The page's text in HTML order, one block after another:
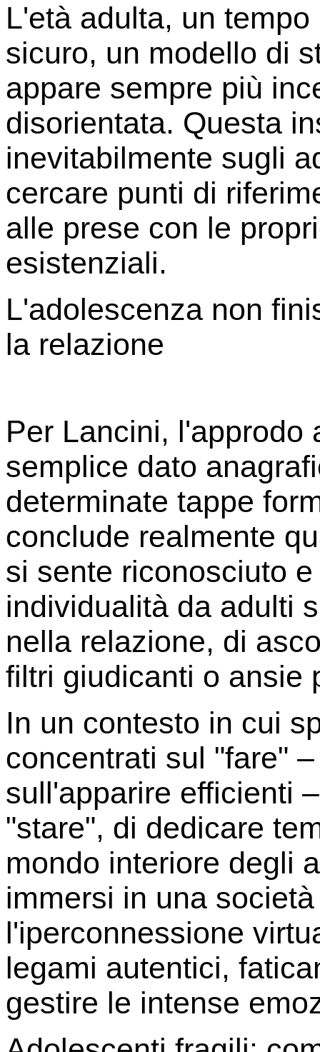
L'età adulta, un
sicuro, un modello di
appare sempre più
disorientata. Questa
inevitabilmente sugli
cercare punti di
alle prese con le
esistenziali.
L'adolescenza non
la relazione
Per Lancini, l'approdo
semplice dato
determinate tappe
conclude realmente
si sente riconosciuto
individualità da adulti
nella relazione, di
filtri giudicanti o ansie
In un contesto in cui
concentrati sul "fare"
sull'apparire efficienti
"stare", di dedicare
mondo interiore degli
immersi in una
l'iperconnessione
legami autentici,
gestire le intense